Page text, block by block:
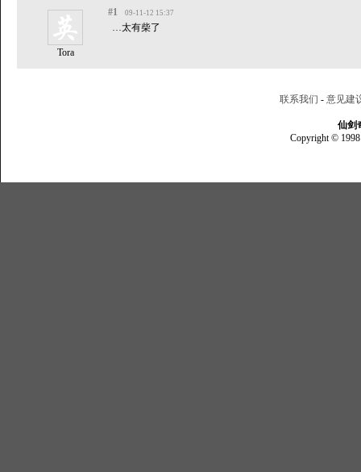
Tora
#1 09-11-12 15:37
…太有柴了
联系我们 - 意见建
仙剑
Copyright © 1998